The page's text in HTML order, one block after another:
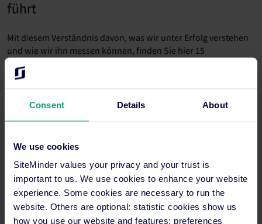
Consent Details About
We use cookies
SiteMinder values your privacy and your trust is
important to us. We use cookies to enhance your website
experience. Some cookies are necessary to run the
website. Others are optional: statistic cookies show us
how you use our website and features; preferences
führt
Mit diesem Verständnis davon, was wir unter Erfolg verstehen
und wie wir ihn messen können, finden Sie hier 15
Maßnahmen, die Sie noch heute ergreifen können, um Ihr
Hotel (noch) erfolgreicher zu führen:
Setzen Sie sich drei Ziele, die Sie im nächsten
Monat erreichen wollen. Gestalten Sie dies SMART
terminiert.
Formulieren Sie drei SMART-Ziele, die Sie in den
nächsten 6 Monaten erreichen möchten.
Setzen Sie sich drei SMART-Ziele, die Sie in den